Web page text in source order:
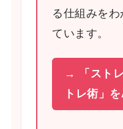
る仕組みを
ています。
→ 「スト
トレ術」